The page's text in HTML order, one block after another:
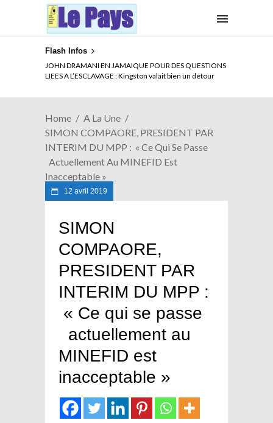
Flash Infos
JOHN DRAMANI EN JAMAIQUE POUR DES QUESTIONS
LIEES A L’ESCLAVAGE : Kingston valait bien un détour
ELECTION DE TALON A LA TETE DU SENAT BENINOIS :
Quand Patrice quitte le pouvoir sans partir !
Home
A La Une
SIMON COMPAORE, PRESIDENT PAR
INTERIM DU MPP : « Ce Qui Se Passe
Actuellement Au MINEFID Est
Inacceptable »
12 avril 2019
SIMON
COMPAORE,
PRESIDENT PAR
INTERIM DU MPP :
« Ce qui se passe
actuellement au
MINEFID est
inacceptable »